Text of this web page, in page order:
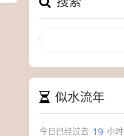
似水流年
今日已经过去 19 小时